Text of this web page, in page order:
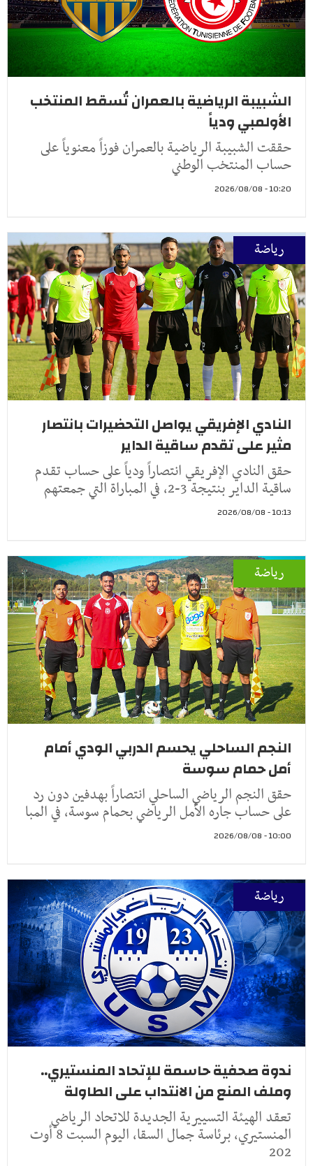
الشبيبة الرياضية بالعمران تُسقط المنتخب
الأولمبي ودياً
حققت الشبيبة الرياضية بالعمران فوزاً معنوياً على
حساب المنتخب الوطني
10:20 - 2026/08/08
رياضة
النادي الإفريقي يواصل التحضيرات بانتصار
مثير على تقدم ساقية الداير
حقق النادي الإفريقي انتصاراً ودياً على حساب تقدم
ساقية الداير بنتيجة 3-2، في المباراة التي جمعتهم
10:13 - 2026/08/08
رياضة
النجم الساحلي يحسم الدربي الودي أمام
أمل حمام سوسة
حقق النجم الرياضي الساحلي انتصاراً بهدفين دون رد
على حساب جاره الأمل الرياضي بحمام سوسة، في المبا
10:00 - 2026/08/08
رياضة
ندوة صحفية حاسمة للإتحاد المنستيري..
وملف المنع من الانتداب على الطاولة
تعقد الهيئة التسييرية الجديدة للاتحاد الرياضي
المنستيري، برئاسة جمال السقا، اليوم السبت 8 أوت
202